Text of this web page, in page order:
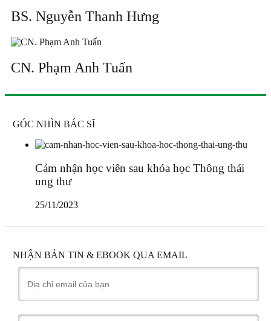
BS. Nguyễn Thanh Hưng
CN. Phạm Anh Tuấn
GÓC NHÌN BÁC SĨ
Cảm nhận học viên sau khóa học Thông thái
ung thư
25/11/2023
NHẬN BẢN TIN & EBOOK QUA EMAIL